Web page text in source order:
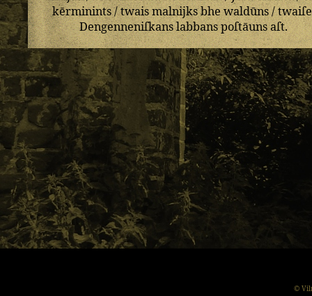
kērminints/twaismalnijksbhe waldūns/
Dengenneniſkanslabbanspoſtāunsaſt.
©